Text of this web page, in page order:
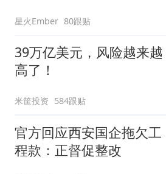
星火Ember 80跟贴
39万亿美元，风险越来越
高了！
米筐投资 584跟贴
官方回应西安国企拖欠工
程款：正督促整改